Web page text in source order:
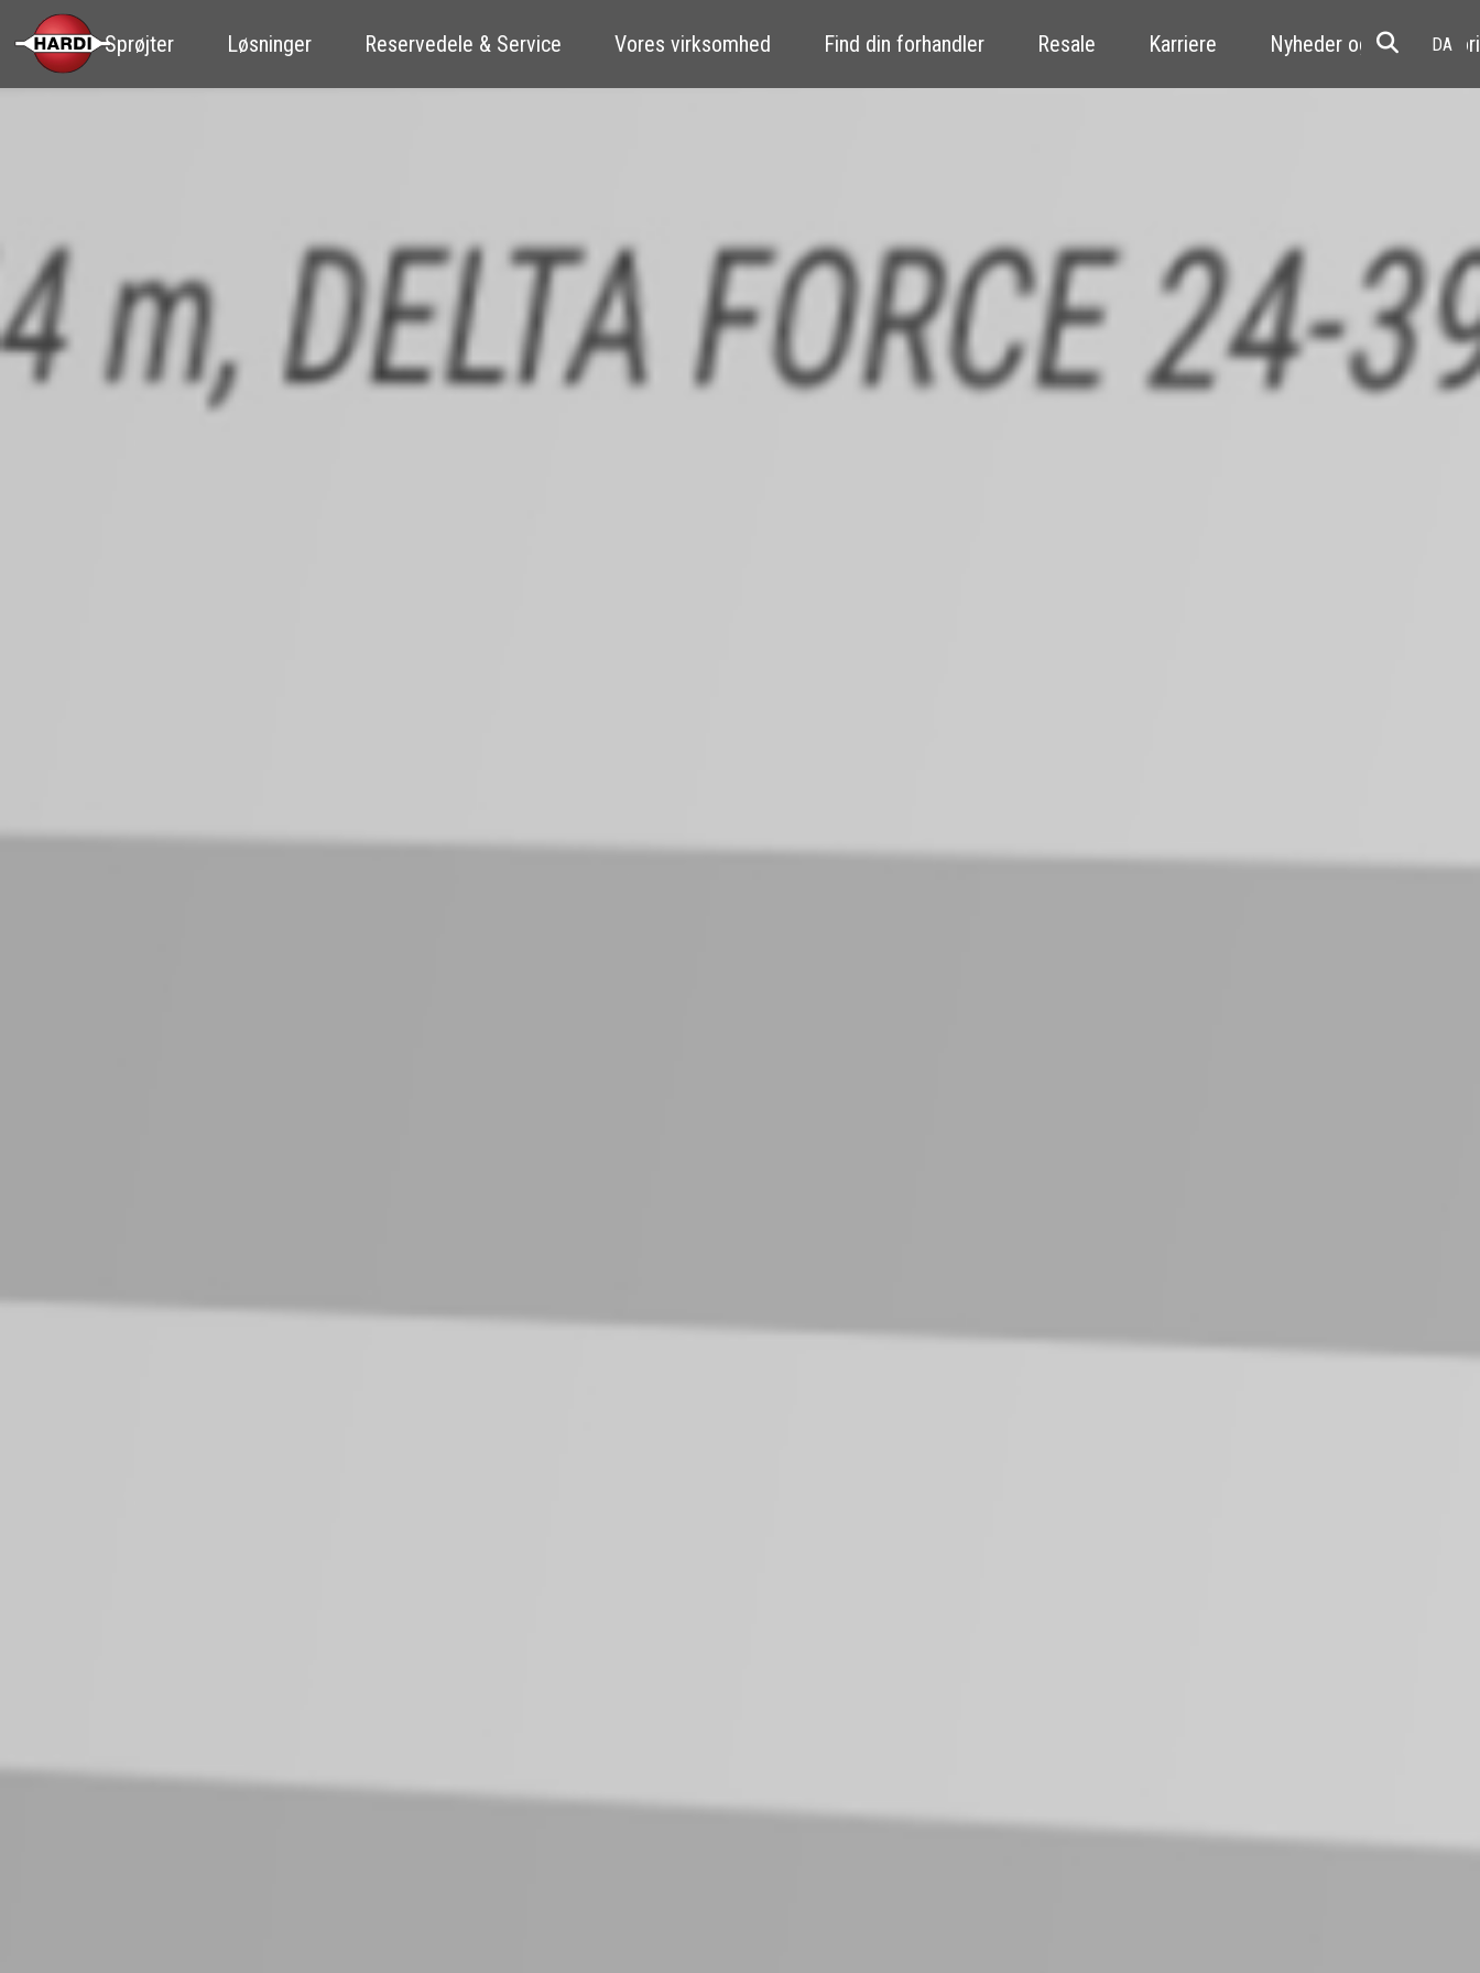
Sprøjter Løsninger Reservedele & Service Vores virksomhed Find din forhandler Resale Karriere Nyheder og